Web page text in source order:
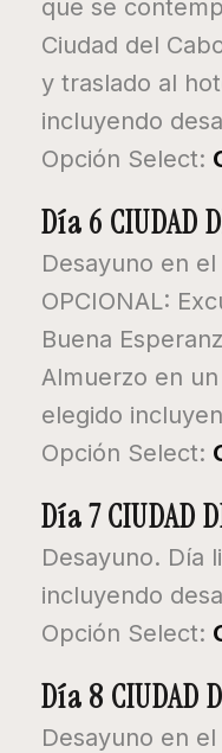
que se
Ciudad del
y traslado al
incluyendo
Opción Select:
Día 6 CIUDAD
Desayuno en
OPCIONAL:
Buena
Almuerzo en
elegido
Opción Select:
Día 7 CIUDAD
Desayuno. Día
incluyendo
Opción Select:
Día 8 CIUDAD
Desayuno en